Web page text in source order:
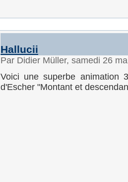
Hallucii
Par Didier Müller, samedi 26
Voici une superbe animation
d'Escher "Montant et